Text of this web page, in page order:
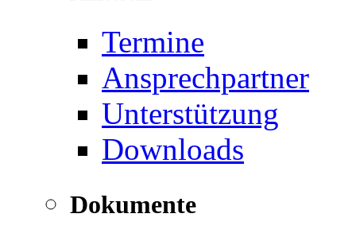
Termine
Ansprechpartner
Unterstützung
Downloads
Dokumente